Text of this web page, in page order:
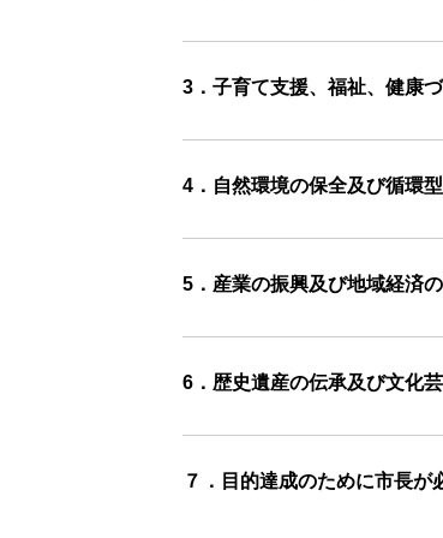
3．子育て支援、福祉、健康
4．自然環境の保全及び循環
5．産業の振興及び地域経済
6．歴史遺産の伝承及び文化
７．目的達成のために市長が